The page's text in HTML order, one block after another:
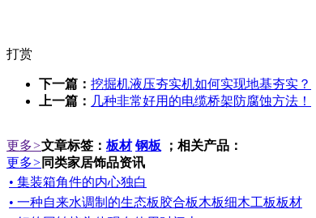
打赏
下一篇： 挖掘机液压夯实机如何实现地基夯实？
上一篇： 几种非常好用的电缆桥架防腐蚀方法！
更多>文章标签： 板材 钢板 ；相关产品：
更多> 同类家居饰品资讯
• 集装箱角件的内心独白
• 一种自来水调制的生态板胶合板木板细木工板板材